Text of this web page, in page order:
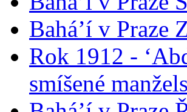
Bahá’í v Praze
Rok 1912 -
smíšené